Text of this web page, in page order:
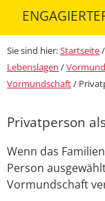
Sie sind hier:Startseite/
Lebenslagen /
Vormundschaft/
Privatperson
Wenn das
Person
Vormundschaft